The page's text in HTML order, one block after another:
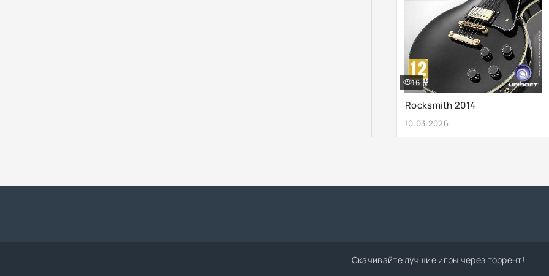
Rocksmith 2014
10.03.2026
16
Скачивайте лучшие игры через торрент!